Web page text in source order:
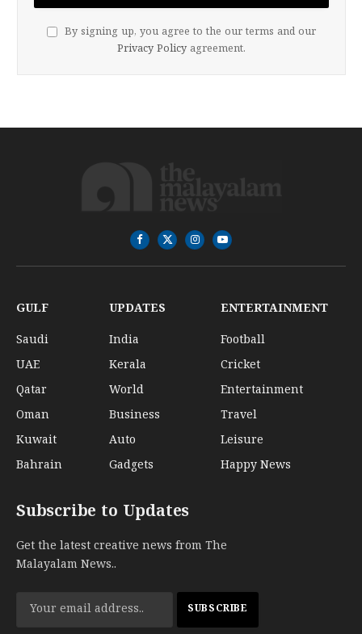
By signing up, you agree to the our terms and our
Privacy Policy agreement.
Facebook
X
(Twitter)
InstagramYouTube
GULF
Saudi
UAE
Qatar
Oman
Kuwait
Bahrain
UPDATES
India
Kerala
World
Business
Auto
Gadgets
ENTERTAINMENT
Football
Cricket
Entertainment
Travel
Leisure
Happy News
Subscribe to Updates
Get the latest creative news from The
Malayalam News..